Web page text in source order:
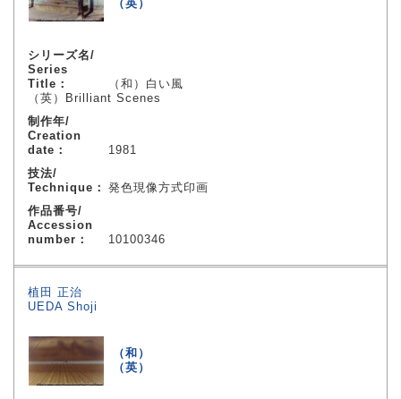
（英）
シリーズ名/
Series
Title：
（和）白い風
（英）Brilliant Scenes
制作年/
Creation
date：
1981
技法/
Technique： 発色現像方式印画
作品番号/
Accession
number：
10100346
植田 正治
UEDA Shoji
（和）
（英）